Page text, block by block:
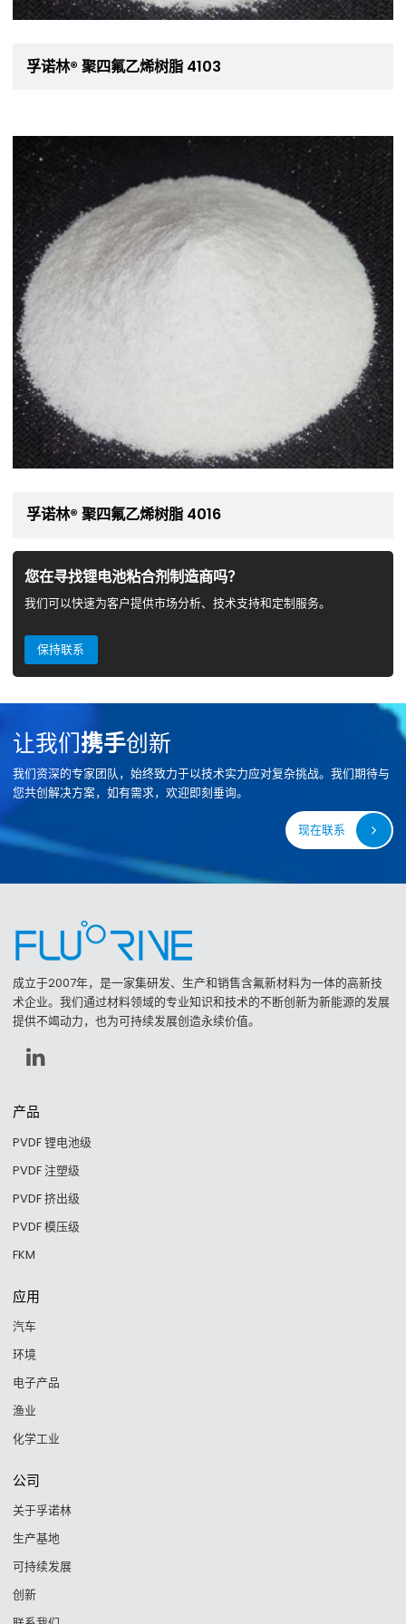
孚诺林® 聚四氟乙烯树脂 4103
孚诺林® 聚四氟乙烯树脂 4016
您在寻找锂电池粘合剂制造商吗？
我们可以快速为客户提供市场分析、技术支持和定制服务。
保持联系
让我们携手创新
我们资深的专家团队，始终致力于以技术实力应对复杂挑战。我们期待与
您共创解决方案，如有需求，欢迎即刻垂询。
现在联系
成立于2007年，是一家集研发、生产和销售含氟新材料为一体的高新技
术企业。我们通过材料领域的专业知识和技术的不断创新为新能源的发展
提供不竭动力，也为可持续发展创造永续价值。
产品
PVDF 锂电池级
PVDF 注塑级
PVDF 挤出级
PVDF 模压级
FKM
应用
汽车
环境
电子产品
渔业
化学工业
公司
关于孚诺林
生产基地
可持续发展
创新